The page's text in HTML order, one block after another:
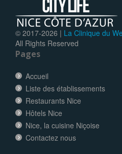
© 2017-2026 | La Clinique du
All Rights Reserved
Pages
Accueil
Liste des établissements
Restaurants Nice
Hôtels Nice
Nice, la cuisine Niçoise
Contactez nous